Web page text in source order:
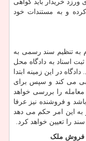
خریدار باید گواهی
و به مستندات خود
به تنظیم سند رسمی به
اسناد به دادگاه محل
در این زمینه ابتدا
می کند و سپس برای
را بررسی خواهد
و فروشنده نیز عرفا
به این امر حکم می دهد
را تعیین خواهد کرد.
فروش ملک